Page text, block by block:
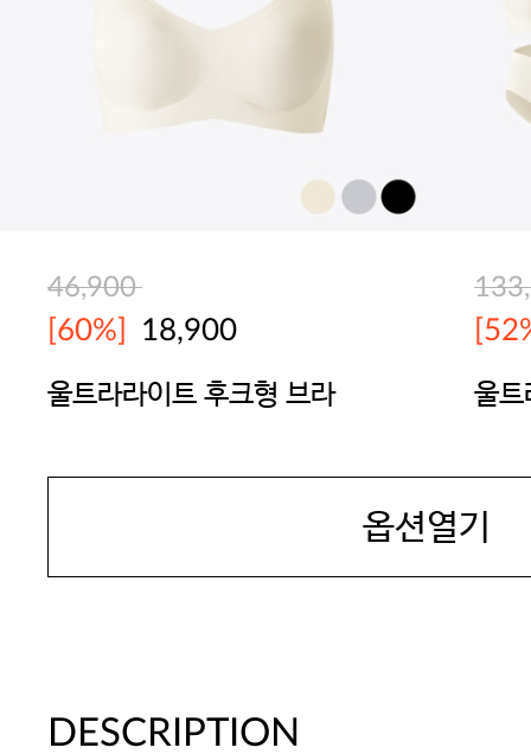
46,900
[60%] 18,900
울트라라이트 후크형 브라
울트
옵션열기
DESCRIPTION